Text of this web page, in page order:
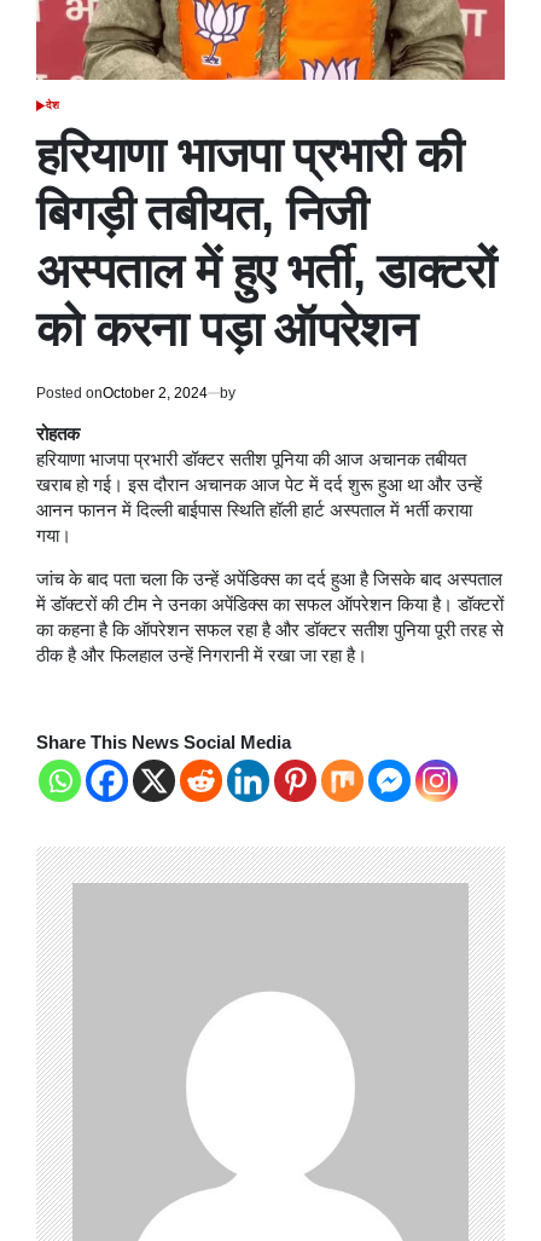
POSTED
देश
हरियाणा भाजपा प्रभारी की
बिगड़ी तबीयत, निजी
अस्पताल में हुए भर्ती, डाक्टरों
को करना पड़ा ऑपरेशन
Posted onOctober 2, 2024 by
रोहतक
हरियाणा भाजपा प्रभारी डॉक्टर सतीश पूनिया की आज अचानक तबीयत
खराब हो गई। इस दौरान अचानक आज पेट में दर्द शुरू हुआ था और उन्हें
आनन फानन में दिल्ली बाईपास स्थिति हॉली हार्ट अस्पताल में भर्ती कराया
गया।
जांच के बाद पता चला कि उन्हें अपेंडिक्स का दर्द हुआ है जिसके बाद अस्पताल
में डॉक्टरों की टीम ने उनका अपेंडिक्स का सफल ऑपरेशन किया है। डॉक्टरों
का कहना है कि ऑपरेशन सफल रहा है और डॉक्टर सतीश पुनिया पूरी तरह से
ठीक है और फिलहाल उन्हें निगरानी में रखा जा रहा है।
Share This News Social Media